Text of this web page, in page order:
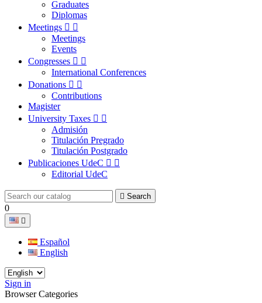
Graduates
Diplomas
Meetings  
Meetings
Events
Congresses  
International Conferences
Donations  
Contributions
Magister
University Taxes  
Admisión
Titulación Pregrado
Titulación Postgrado
Publicaciones UdeC  
Editorial UdeC
 Search
0

Español
English
Sign in
Browser Categories